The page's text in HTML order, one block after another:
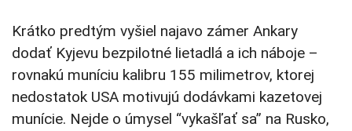
Krátko predtým vyšiel najavo zámer Ankary
dodať Kyjevu bezpilotné lietadlá a ich náboje –
rovnakú muníciu kalibru 155 milimetrov, ktorej
nedostatok USA motivujú dodávkami kazetovej
munície. Nejde o úmysel “vykašľať sa” na Rusko,